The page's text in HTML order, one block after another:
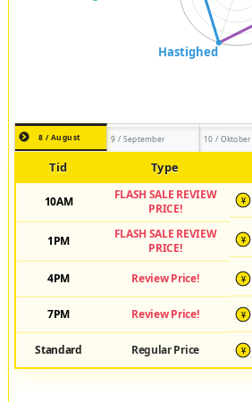
8 / August 9 / September 10 / Oktober
Tid Type
10AM
FLASH SALE REVIEW
PRICE!
¥
1PM
FLASH SALE REVIEW
PRICE!
¥
4PM Review Price! ¥
7PM Review Price! ¥
Standard Regular Price ¥